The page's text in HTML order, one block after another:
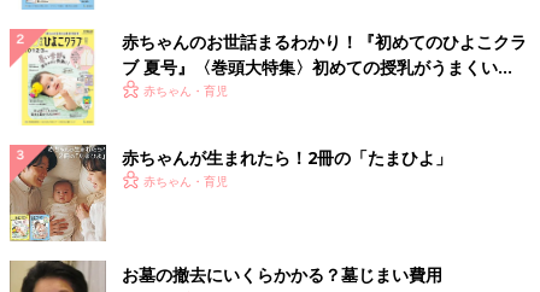
赤ちゃんのお世話まるわかり！『初めてのひよこクラ
ブ 夏号』〈巻頭大特集〉初めての授乳がうまくい
く！ おっぱい・ミルクの基本と夏のトラブル 解決テ
赤ちゃん・育児
赤ちゃんが生まれたら！2冊の「たまひよ」
赤ちゃん・育児
お墓の撤去にいくらかかる？墓じまい費用